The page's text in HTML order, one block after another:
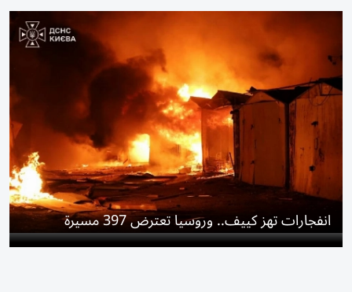
انفجارات تهز كييف.. وروسيا تعترض 397 مسيرة